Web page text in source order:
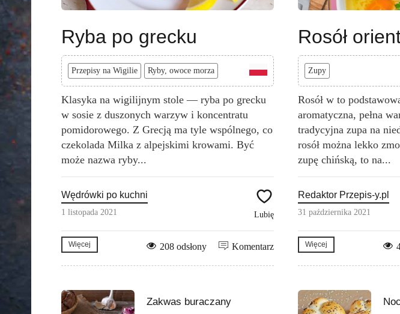
Ryba po grecku
Przepisy na Wigilie Ryby, owoce morza
Klasyka na wigilijnym stole — ryba po grecku
w sosie z duszonych warzyw i koncentratu
pomidorowego. Z Grecją ma tyle wspólnego, co
czekolada Milka z alpejskimi krowami. Być
może nazwa ryby...
Wędrówki po kuchni
1 listopada 2021 Lubię
Więcej Komentarz
208 odsłony
Rosół
Zupy
Rosół w to
aromatyczna, pełna
tradycyjna zupa na
rosół można lekko
zupę chińską, to na...
Redaktor Przepis-y.pl
31 października 2021
Więcej
Zakwas buraczany